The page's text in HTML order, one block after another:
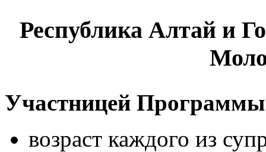
Республика Алтай и
Участницей
возраст каждого из